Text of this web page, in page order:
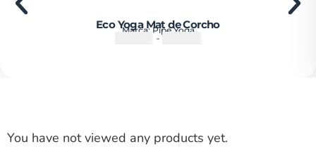
Eco Yoga Mat de Corcho
Marca:Pipe Yoga
- ₡
You have not viewed any products yet.